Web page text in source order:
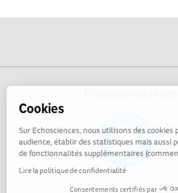
Cookies
Sur Echosciences, nous utilisons des
audience, établir des statistiques mais aussi
de fonctionnalités supplémentaires
Lire la politique de confidentialité
Consentements certifiés par
Echosciences